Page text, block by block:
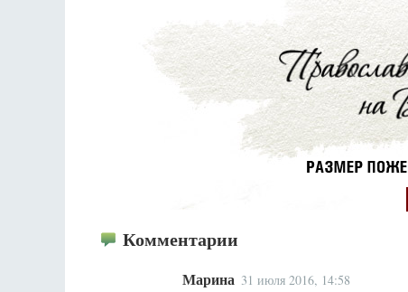
Комментарии
Марина 31 июля 2016, 14:58